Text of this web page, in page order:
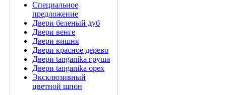
Специальное
предложение
Двери беленый дуб
Двери венге
Двери вишня
Двери красное дерево
Двери tanganika груша
Двери tanganika oрех
Эксклюзивный
цветной шпон